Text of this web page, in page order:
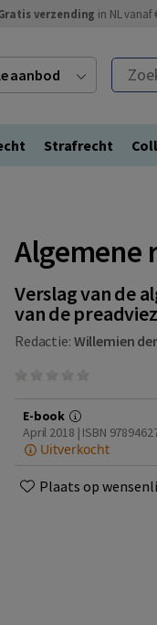
verzending in NL vanaf
aanbod Zoek
Strafrecht
Algemene
Verslag van de
van de
Redactie: Willemien
E-book
April 2018 | ISBN
Uitverkocht
Plaats op